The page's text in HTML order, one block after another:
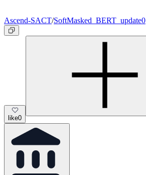
Ascend-SACT/SoftMasked_BERT_update0
like0